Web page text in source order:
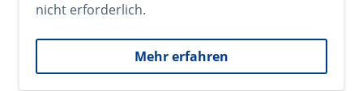
nicht erforderlich.
Mehr erfahren